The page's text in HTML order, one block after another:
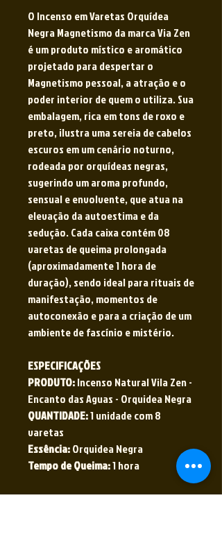
O Incenso em Varetas Orquídea
Negra Magnetismo da marca Via Zen
é um produto místico e aromático
projetado para despertar o
Magnetismo pessoal, a atração e o
poder interior de quem o utiliza. Sua
embalagem, rica em tons de roxo e
preto, ilustra uma sereia de cabelos
escuros em um cenário noturno,
rodeada por orquídeas negras,
sugerindo um aroma profundo,
sensual e envolvente, que atua na
elevação da autoestima e da
sedução. Cada caixa contém 08
varetas de queima prolongada
(aproximadamente 1 hora de
duração), sendo ideal para rituais de
manifestação, momentos de
autoconexão e para a criação de um
ambiente de fascínio e mistério.
ESPECIFICAÇÕES
PRODUTO:Incenso Natural Vila Zen -
Encanto das Aguas - Orquidea Negra
QUANTIDADE:1 unidade com 8
varetas
Essência:Orquidea Negra
Tempo de Queima:1 hora